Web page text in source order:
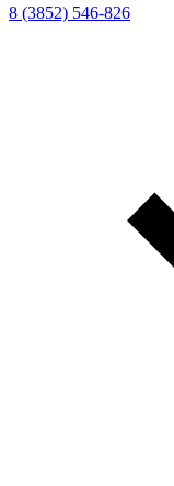
8 (3852) 546-826